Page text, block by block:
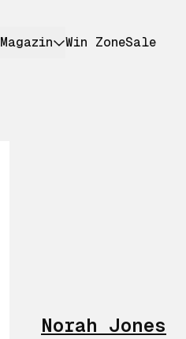
Magazin Win ZoneSale
Norah Jones